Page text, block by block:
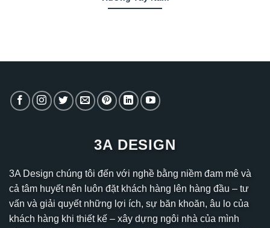
3A DESIGN
3A Design chúng tôi đến với nghề bằng niềm đam mê và
cả tâm huyết nên luôn đặt khách hàng lên hàng đầu – tư
vấn và giải quyết những lợi ích, sự băn khoăn, âu lo của
khách hàng khi thiết kế – xây dựng ngôi nhà của mình